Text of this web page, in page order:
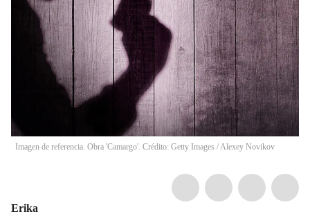
Imagen de referencia. Obra 'Camargo'. Crédito: Getty Images /Alexey Novikov
Erika